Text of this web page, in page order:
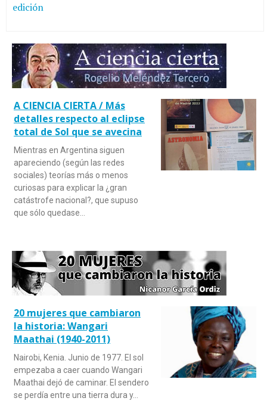
edición
A CIENCIA CIERTA / Más
detalles respecto al eclipse
total de Sol que se avecina
Mientras en Argentina siguen
apareciendo (según las redes
sociales) teorías más o menos
curiosas para explicar la ¿gran
catástrofe nacional?, que supuso
que sólo quedase…
20 mujeres que cambiaron
la historia: Wangari
Maathai (1940-2011)
Nairobi, Kenia. Junio de 1977. El sol
empezaba a caer cuando Wangari
Maathai dejó de caminar. El sendero
se perdía entre una tierra dura y…